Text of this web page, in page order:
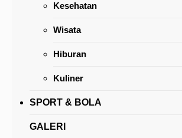
Kesehatan
Wisata
Hiburan
Kuliner
SPORT & BOLA
GALERI